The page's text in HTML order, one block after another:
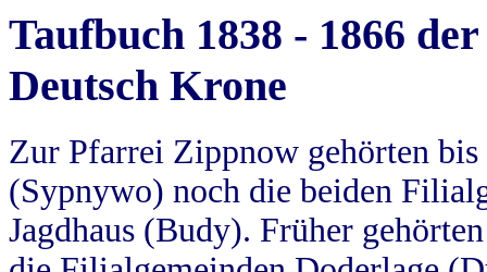
Taufbuch 1838 - 1866
Deutsch Krone
Zur Pfarrei Zippnow gehörten
(Sypnywo) noch die beiden
Jagdhaus (Budy). Früher